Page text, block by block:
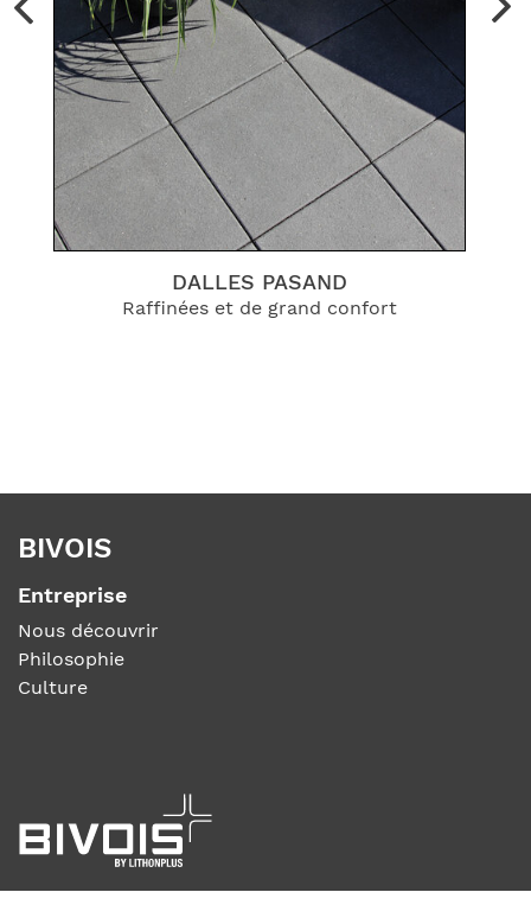
DALLES PASAND
Raffinées et de grand confort
BIVOIS
Entreprise
Nous découvrir
Philosophie
Culture